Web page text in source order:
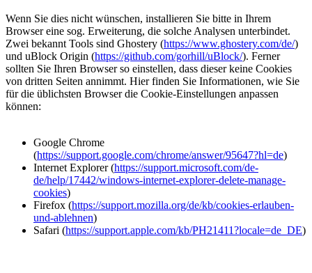
Wenn Sie dies nicht wünschen, installieren Sie bitte in Ihrem
Browser eine sog. Erweiterung, die solche Analysen unterbindet.
Zwei bekannt Tools sind Ghostery (https://www.ghostery.com/de/)
und uBlock Origin (https://github.com/gorhill/uBlock/). Ferner
sollten Sie Ihren Browser so einstellen, dass dieser keine Cookies
von dritten Seiten annimmt. Hier finden Sie Informationen, wie Sie
für die üblichsten Browser die Cookie-Einstellungen anpassen
können:
Google Chrome
(https://support.google.com/chrome/answer/95647?hl=de)
Internet Explorer (https://support.microsoft.com/de-
de/help/17442/windows-internet-explorer-delete-manage-
cookies)
Firefox (https://support.mozilla.org/de/kb/cookies-erlauben-
und-ablehnen)
Safari (https://support.apple.com/kb/PH21411?locale=de_DE)